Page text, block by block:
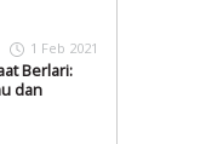
1 Feb 2021
Berlari:
dan